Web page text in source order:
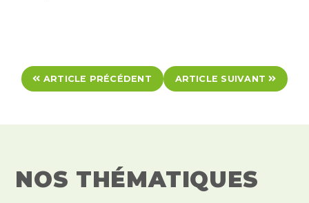
ARTICLE PRÉCÉDENT ARTICLE SUIVANT
NOS THÉMATIQUES